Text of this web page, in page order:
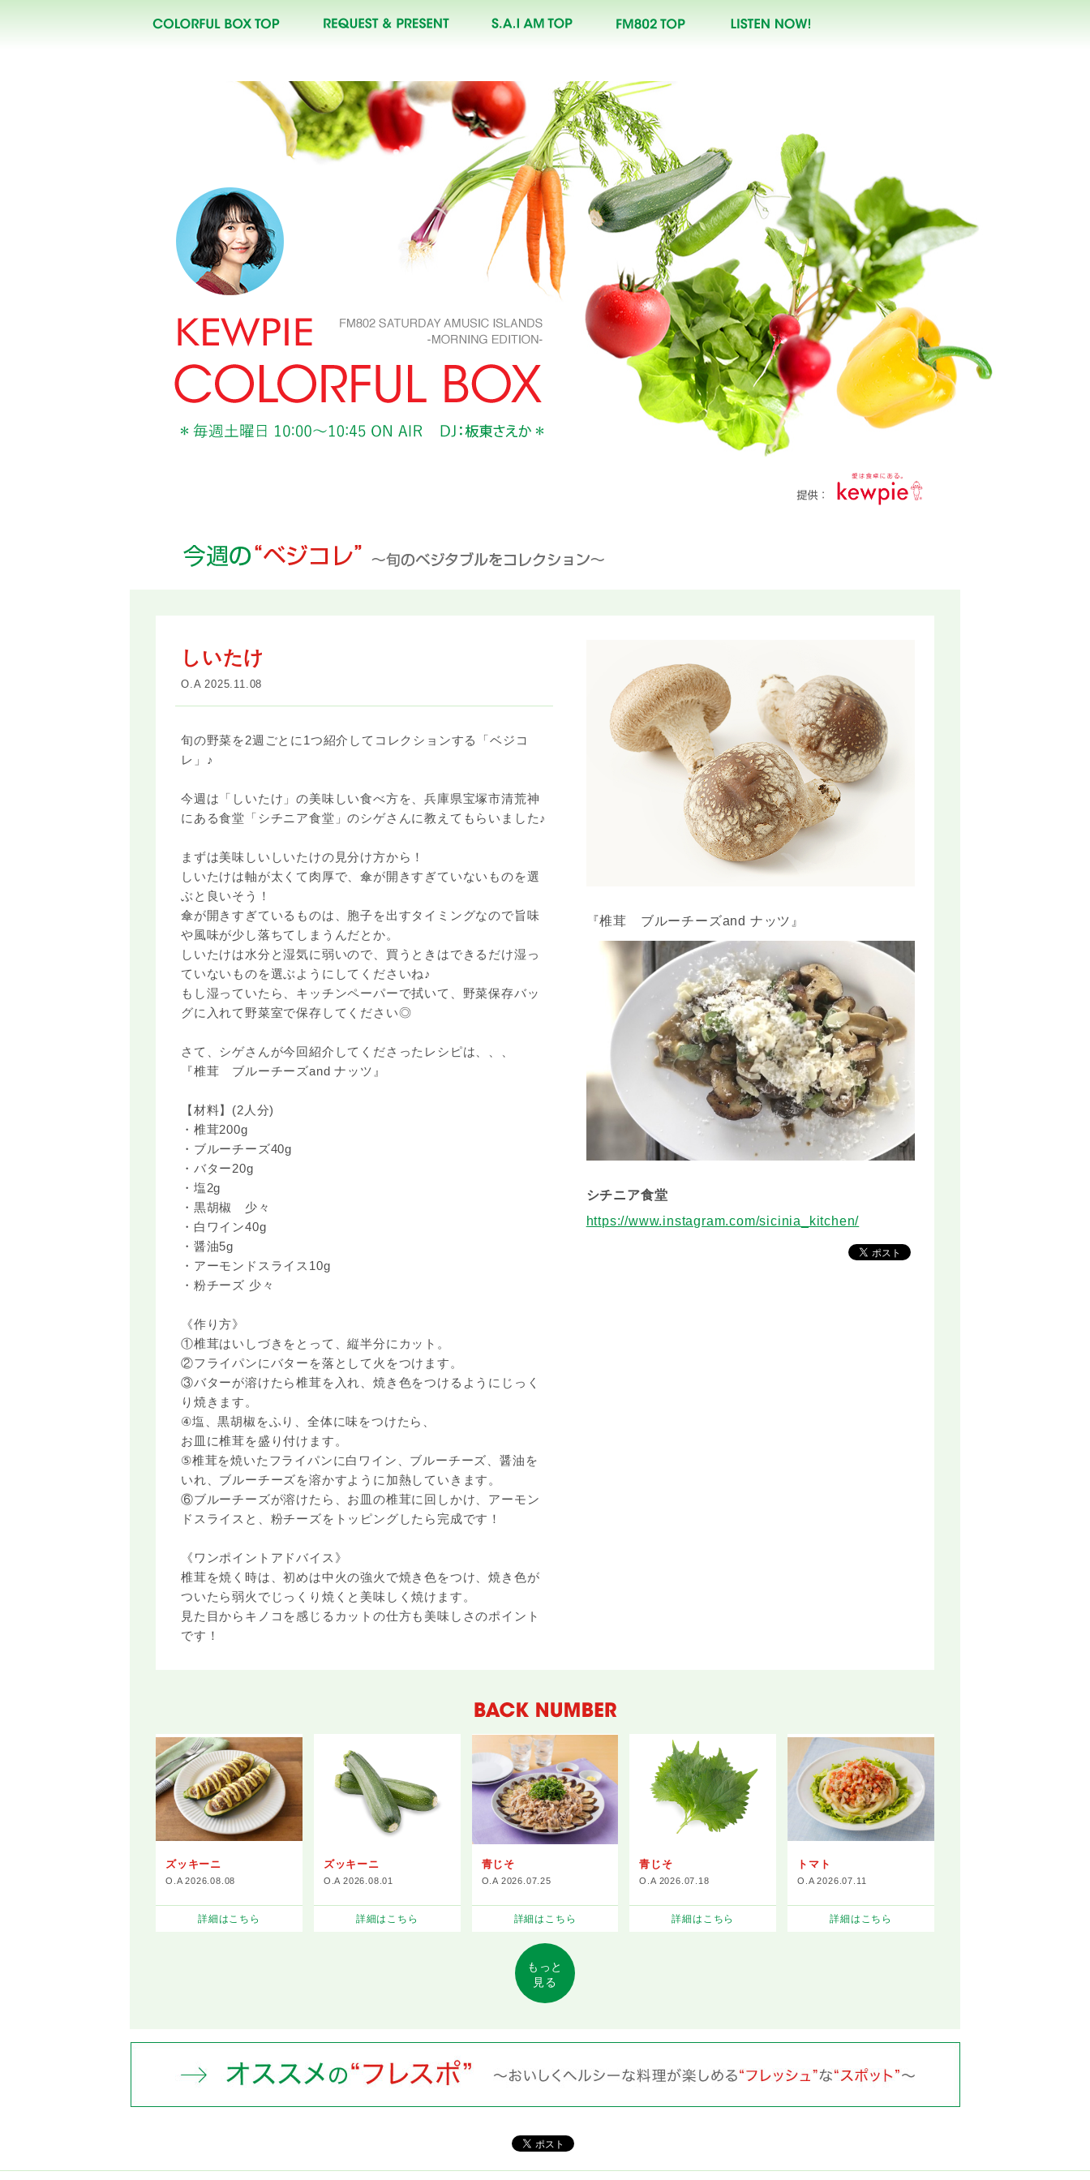
しいたけ
O.A 2025.11.08
旬の野菜を2週ごとに1つ紹介してコレクションする「ベジコ
レ」♪
今週は「しいたけ」の美味しい食べ方を、兵庫県宝塚市清荒神
にある食堂「シチニア食堂」のシゲさんに教えてもらいました♪
まずは美味しいしいたけの見分け方から！
しいたけは軸が太くて肉厚で、傘が開きすぎていないものを選
ぶと良いそう！
傘が開きすぎているものは、胞子を出すタイミングなので旨味
や風味が少し落ちてしまうんだとか。
しいたけは水分と湿気に弱いので、買うときはできるだけ湿っ
ていないものを選ぶようにしてくださいね♪
もし湿っていたら、キッチンペーパーで拭いて、野菜保存バッ
グに入れて野菜室で保存してください◎
さて、シゲさんが今回紹介してくださったレシピは、、、
『椎茸 ブルーチーズand ナッツ』
【材料】(2人分)
・椎茸200g
・ブルーチーズ40g
・バター20g
・塩2g
・黒胡椒 少々
・白ワイン40g
・醤油5g
・アーモンドスライス10g
・粉チーズ 少々
《作り方》
①椎茸はいしづきをとって、縦半分にカット。
②フライパンにバターを落として火をつけます。
③バターが溶けたら椎茸を入れ、焼き色をつけるようにじっく
り焼きます。
④塩、黒胡椒をふり、全体に味をつけたら、
お皿に椎茸を盛り付けます。
⑤椎茸を焼いたフライパンに白ワイン、ブルーチーズ、醤油を
いれ、ブルーチーズを溶かすように加熱していきます。
⑥ブルーチーズが溶けたら、お皿の椎茸に回しかけ、アーモン
ドスライスと、粉チーズをトッピングしたら完成です！
《ワンポイントアドバイス》
椎茸を焼く時は、初めは中火の強火で焼き色をつけ、焼き色が
ついたら弱火でじっくり焼くと美味しく焼けます。
見た目からキノコを感じるカットの仕方も美味しさのポイント
です！
『椎茸 ブルーチーズand ナッツ』
シチニア食堂
https://www.instagram.com/sicinia_kitchen/
ズッキーニ
O.A 2026.08.08
詳細はこちら
ズッキーニ
O.A 2026.08.01
詳細はこちら
青じそ
O.A 2026.07.25
詳細はこちら
青じそ
O.A 2026.07.18
詳細はこちら
トマト
O.A 2026.07.11
詳細はこちら
もっと
見る